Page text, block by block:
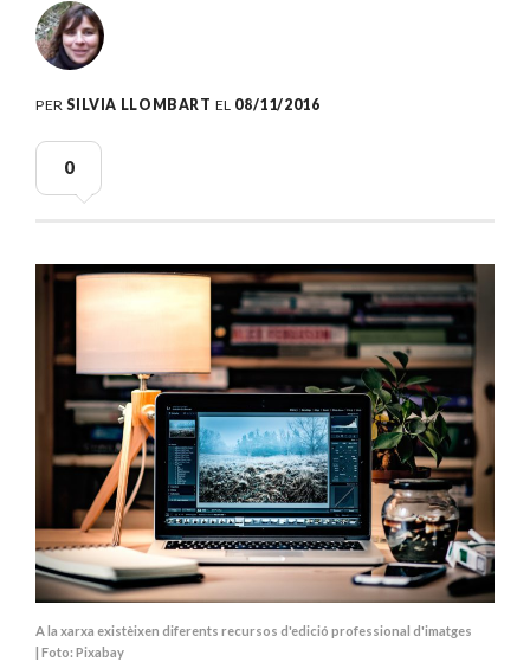
PERSILVIA LLOMBART EL 08/11/2016
0
A la xarxa existèixen diferents recursos d'edició professional d'imatges
| Foto: Pixabay